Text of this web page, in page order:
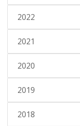
2022
2021
2020
2019
2018